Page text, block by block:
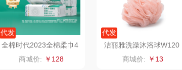
小胖爪 有色 可可满分
银小燕
润培 百事（饮具类）
代发
全棉时代2023全棉柔巾4
5G平纹，100片/包，6
包/袋
商城价: ￥128
代发
洁丽雅洗澡沐浴球W120
2浴花1个粉色13010412
商城价: ￥13